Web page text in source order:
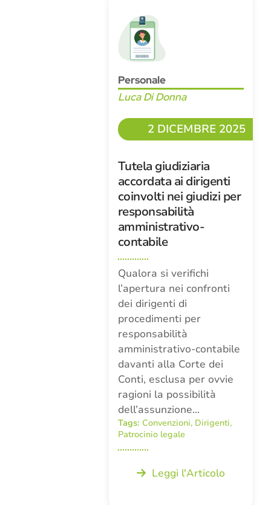
Personale
Luca Di Donna
2 DICEMBRE 2025
Tutela giudiziaria
accordata ai dirigenti
coinvolti nei giudizi per
responsabilità
amministrativo-
contabile
Qualora si verifichi
l’apertura nei confronti
dei dirigenti di
procedimenti per
responsabilità
amministrativo-contabile
davanti alla Corte dei
Conti, esclusa per ovvie
ragioni la possibilità
dell’assunzione…
Tags: Convenzioni, Dirigenti,
Patrocinio legale
Leggi l'Articolo